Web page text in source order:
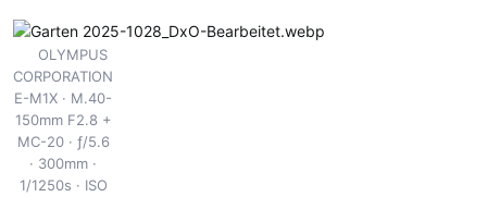
OLYMPUS
CORPORATION
E-M1X
M.40-
150mm F2.8 +
MC-20
ƒ/5.6
300mm
1/1250s
ISO